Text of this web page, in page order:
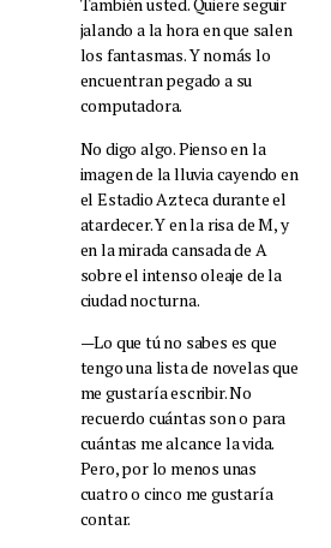
También usted. Quiere seguir
jalando a la hora en que salen
los fantasmas. Y nomás lo
encuentran pegado a su
computadora.
No digo algo. Pienso en la
imagen de la lluvia cayendo en
el Estadio Azteca durante el
atardecer. Y en la risa de M, y
en la mirada cansada de A
sobre el intenso oleaje de la
ciudad nocturna.
—Lo que tú no sabes es que
tengo una lista de novelas que
me gustaría escribir. No
recuerdo cuántas son o para
cuántas me alcance la vida.
Pero, por lo menos unas
cuatro o cinco me gustaría
contar.